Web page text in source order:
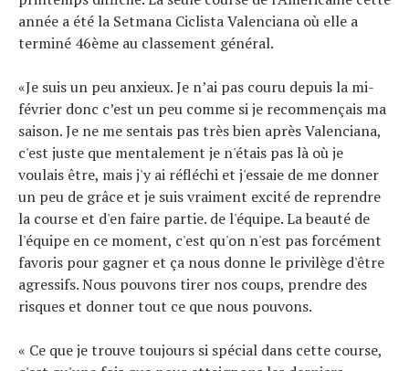
année a été la Setmana Ciclista Valenciana où elle a
terminé 46ème au classement général.
«Je suis un peu anxieux. Je n’ai pas couru depuis la mi-
février donc c’est un peu comme si je recommençais ma
saison. Je ne me sentais pas très bien après Valenciana,
c'est juste que mentalement je n'étais pas là où je
voulais être, mais j'y ai réfléchi et j'essaie de me donner
un peu de grâce et je suis vraiment excité de reprendre
la course et d'en faire partie. de l'équipe. La beauté de
l'équipe en ce moment, c'est qu'on n'est pas forcément
favoris pour gagner et ça nous donne le privilège d'être
agressifs. Nous pouvons tirer nos coups, prendre des
risques et donner tout ce que nous pouvons.
« Ce que je trouve toujours si spécial dans cette course,